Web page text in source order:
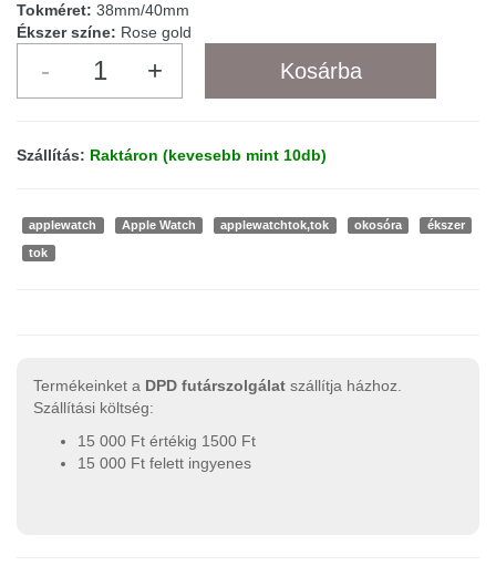
Tokméret: 38mm/40mm
Ékszer színe: Rose gold
Szállítás: Raktáron (kevesebb mint 10db)
applewatch Apple Watch applewatchtok,tok okosóra ékszer
tok
Termékeinket a DPD futárszolgálat szállítja házhoz.
Szállítási költség:
15 000 Ft értékig 1500 Ft
15 000 Ft felett ingyenes